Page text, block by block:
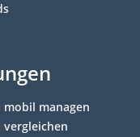
managen
vergleichen